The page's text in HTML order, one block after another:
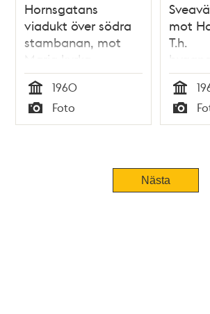
Hornsgatans
viadukt över södra
stambanan, mot
Maria kyrka.
Byggnadsarbeten
för Stadsförbundet
och Sveriges
Kreditbank. Kvällstid
Tid
1960
Typ
Foto
mot
T.h.
för
reklam
Tid
Typ
Nästa